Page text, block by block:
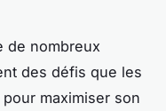
de nombreux
des défis que les
maximiser son